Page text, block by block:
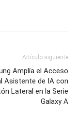
Artículo siguiente
Amplía el Acceso
Asistente de IA con
Lateral en la Serie
Galaxy A